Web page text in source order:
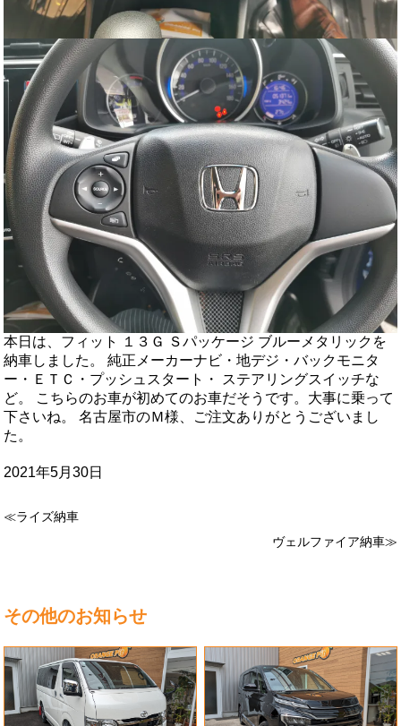
本日は、フィット １３Ｇ Ｓパッケージ ブルーメタリックを
納車しました。 純正メーカーナビ・地デジ・バックモニタ
ー・ＥＴＣ・プッシュスタート・ ステアリングスイッチな
ど。 こちらのお車が初めてのお車だそうです。大事に乗って
下さいね。 名古屋市のＭ様、ご注文ありがとうございまし
た。
2021年5月30日
≪ライズ納車
ヴェルファイア納車≫
その他のお知らせ